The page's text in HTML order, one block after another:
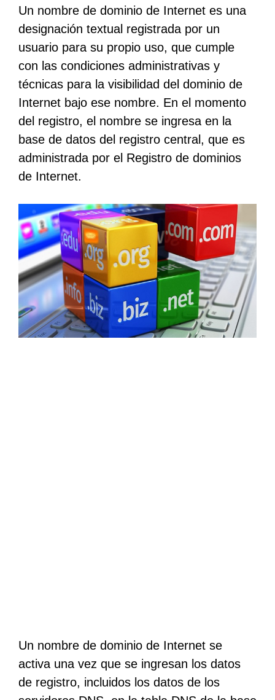
Un nombre de dominio de Internet es una
designación textual registrada por un
usuario para su propio uso, que cumple
con las condiciones administrativas y
técnicas para la visibilidad del dominio de
Internet bajo ese nombre. En el momento
del registro, el nombre se ingresa en la
base de datos del registro central, que es
administrada por el Registro de dominios
de Internet.
Un nombre de dominio de Internet se
activa una vez que se ingresan los datos
de registro, incluidos los datos de los